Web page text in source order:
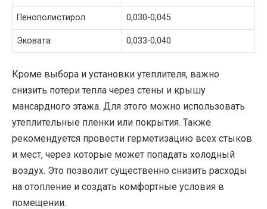
Пенополистирол 0,030-0,045
Эковата 0,033-0,040
Кроме выбора и установки утеплителя, важно
снизить потери тепла через стены и крышу
мансардного этажа. Для этого можно использовать
утеплительные пленки или покрытия. Также
рекомендуется провести герметизацию всех стыков
и мест, через которые может попадать холодный
воздух. Это позволит существенно снизить расходы
на отопление и создать комфортные условия в
помещении.